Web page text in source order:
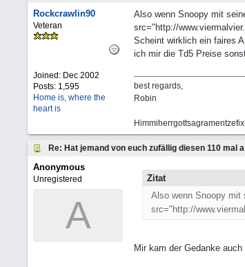
Rockcrawlin90
Veteran
Joined: Dec 2002
Posts: 1,595
Home is, where the
heart is
Also wenn Snoopy mit
src="http://
Scheint wirklich ein faires
ich mir die Td5 Preise
best regards,
Robin
Re: Hat jemand von euch zufällig diesen 110 mal a
Anonymous
Unregistered
A
Zitat
Also wenn Snoopy mit
src="http://
Mir kam der Gedanke